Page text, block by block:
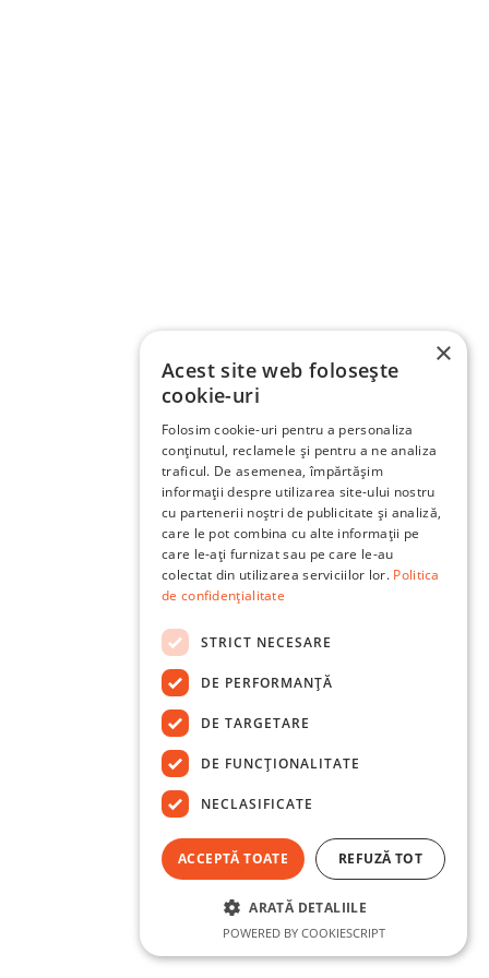
×
Acest site web folosește
cookie-uri
Folosim cookie-uri pentru a personaliza
conținutul, reclamele și pentru a ne analiza
traficul. De asemenea, împărtășim
informații despre utilizarea site-ului nostru
cu partenerii noștri de publicitate și analiză,
care le pot combina cu alte informații pe
care le-ați furnizat sau pe care le-au
colectat din utilizarea serviciilor lor. Politica
de confidențialitate
STRICT NECESARE
DE PERFORMANȚĂ
DE TARGETARE
DE FUNCŢIONALITATE
NECLASIFICATE
ACCEPTĂ TOATE REFUZĂ TOT
ARATĂ DETALIILE
POWERED BY COOKIESCRIPT